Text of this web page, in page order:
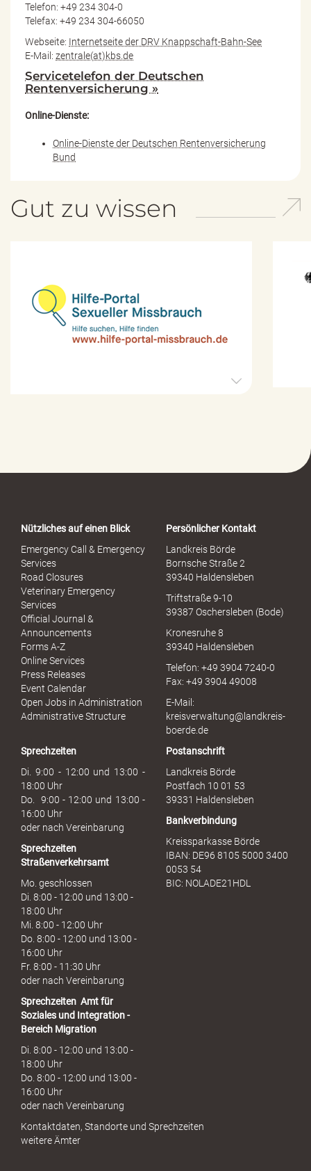
Telefon: +49 234 304-0
Telefax: +49 234 304-66050
Webseite: Internetseite der DRV Knappschaft-Bahn-See
E-Mail: zentrale(at)kbs.de
Servicetelefon der Deutschen
Rentenversicherung »
Online-Dienste:
Online-Dienste der Deutschen Rentenversicherung
Bund
Gut zu wissen
o
u
h
Nützliches auf einen Blick
Emergency Call & Emergency
Services
Road Closures
Veterinary Emergency
Services
Official Journal &
Announcements
Forms A-Z
Online Services
Press Releases
Event Calendar
Open Jobs in Administration
Administrative Structure
Persönlicher Kontakt
Landkreis Börde
Bornsche Straße 2
39340 Haldensleben
Triftstraße 9-10
39387 Oschersleben (Bode)
Kronesruhe 8
39340 Haldensleben
Telefon: +49 3904 7240-0
Fax: +49 3904 49008
E-Mail:
kreisverwaltung@landkreis-
boerde.de
Sprechzeiten
Di. 9:00 - 12:00 und 13:00 -
18:00 Uhr
Do. 9:00 - 12:00 und 13:00 -
16:00 Uhr
oder nach Vereinbarung
Sprechzeiten
Straßenverkehrsamt
Mo. geschlossen
Di. 8:00 - 12:00 und 13:00 -
18:00 Uhr
Mi. 8:00 - 12:00 Uhr
Do. 8:00 - 12:00 und 13:00 -
16:00 Uhr
Fr. 8:00 - 11:30 Uhr
oder nach Vereinbarung
Sprechzeiten Amt für
Soziales und Integration -
Bereich Migration
Di. 8:00 - 12:00 und 13:00 -
18:00 Uhr
Do. 8:00 - 12:00 und 13:00 -
16:00 Uhr
oder nach Vereinbarung
Postanschrift
Landkreis Börde
Postfach 10 01 53
39331 Haldensleben
Bankverbindung
Kreissparkasse Börde
IBAN: DE96 8105 5000 3400
0053 54
BIC: NOLADE21HDL
Kontaktdaten, Standorte und Sprechzeiten
weitere Ämter